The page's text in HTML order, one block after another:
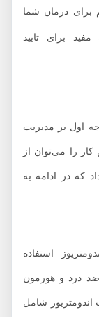
درمان شما
برای تایید
بر مدیریت
می‌توان از
ادامه به
استفاده
و هورمون
شامل